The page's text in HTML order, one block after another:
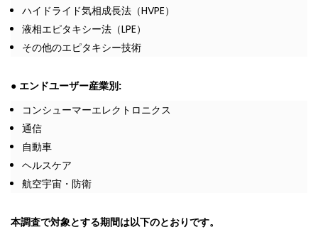
ハイドライド気相成長法（HVPE）
液相エピタキシー法（LPE）
その他のエピタキシー技術
● エンドユーザー産業別:
コンシューマーエレクトロニクス
通信
自動車
ヘルスケア
航空宇宙・防衛
本調査で対象とする期間は以下のとおりです。